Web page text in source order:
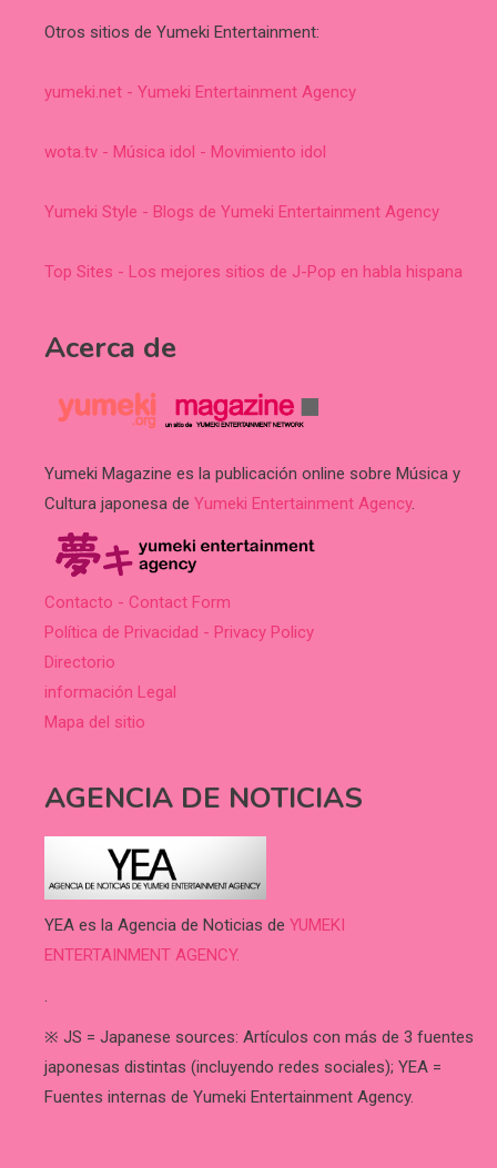
Otros sitios de Yumeki Entertainment:
yumeki.net - Yumeki Entertainment Agency
wota.tv - Música idol - Movimiento idol
Yumeki Style - Blogs de Yumeki Entertainment Agency
Top Sites - Los mejores sitios de J-Pop en habla hispana
Acerca de
Yumeki Magazine es la publicación online sobre Música y
Cultura japonesa de Yumeki Entertainment Agency.
Contacto - Contact Form
Política de Privacidad - Privacy Policy
Directorio
información Legal
Mapa del sitio
AGENCIA DE NOTICIAS
YEA es la Agencia de Noticias de YUMEKI
ENTERTAINMENT AGENCY.
.
※ JS = Japanese sources: Artículos con más de 3 fuentes
japonesas distintas (incluyendo redes sociales); YEA =
Fuentes internas de Yumeki Entertainment Agency.